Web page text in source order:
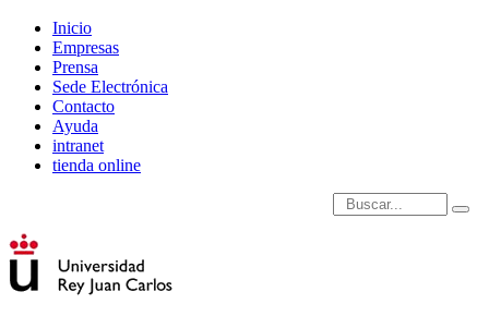
Inicio
Empresas
Prensa
Sede Electrónica
Contacto
Ayuda
intranet
tienda online
Introduce términos de